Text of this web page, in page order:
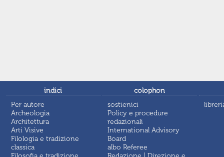
indici
Per autore
Archeologia
Architettura
Arti Visive
Filologia e tradizione
classica
colophon
sostienici
Policy e procedure
redazionali
International Advisory
Board
albo Referee